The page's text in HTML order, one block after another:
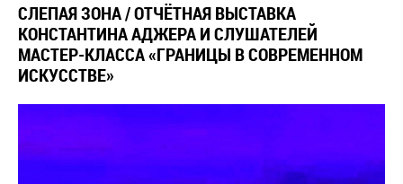
СЛЕПАЯ ЗОНА / ОТЧЁТНАЯ ВЫСТАВКА
КОНСТАНТИНА АДЖЕРА И СЛУШАТЕЛЕЙ
МАСТЕР-КЛАССА «ГРАНИЦЫ В СОВРЕМЕННОМ
ИСКУССТВЕ»